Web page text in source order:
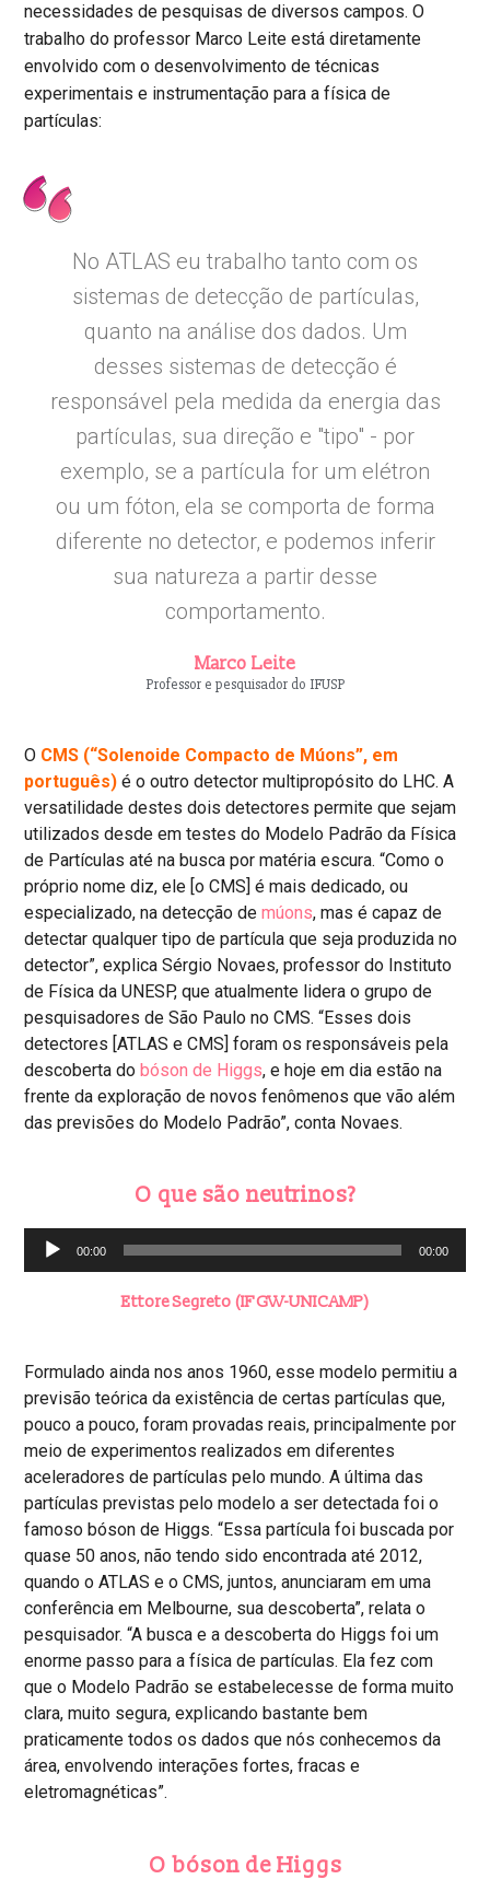
necessidades de pesquisas de diversos campos. O
trabalho do professor Marco Leite está diretamente
envolvido com o desenvolvimento de técnicas
experimentais e instrumentação para a física de
partículas:
No ATLAS eu trabalho tanto com os
sistemas de detecção de partículas,
quanto na análise dos dados. Um
desses sistemas de detecção é
responsável pela medida da energia das
partículas, sua direção e "tipo" - por
exemplo, se a partícula for um elétron
ou um fóton, ela se comporta de forma
diferente no detector, e podemos inferir
sua natureza a partir desse
comportamento.
Marco Leite
Professor e pesquisador do IFUSP
O CMS (“Solenoide Compacto de Múons”, em
português) é o outro detector multipropósito do LHC. A
versatilidade destes dois detectores permite que sejam
utilizados desde em testes do Modelo Padrão da Física
de Partículas até na busca por matéria escura. “Como o
próprio nome diz, ele [o CMS] é mais dedicado, ou
especializado, na detecção demúons, mas é capaz de
detectar qualquer tipo de partícula que seja produzida no
detector”, explica Sérgio Novaes, professor do Instituto
de Física da UNESP, que atualmente lidera o grupo de
pesquisadores de São Paulo no CMS. “Esses dois
detectores [ATLAS e CMS] foram os responsáveis pela
descoberta dobóson de Higgs, e hoje em dia estão na
frente da exploração de novos fenômenos que vão além
das previsões do Modelo Padrão”, conta Novaes.
O que são neutrinos?
Audio
Player
00:00 00:00
Ettore Segreto (IFGW-UNICAMP)
Formulado ainda nos anos 1960, esse modelo permitiu a
previsão teórica da existência de certas partículas que,
pouco a pouco, foram provadas reais, principalmente por
meio de experimentos realizados em diferentes
aceleradores de partículas pelo mundo. A última das
partículas previstas pelo modelo a ser detectada foi o
famoso bóson de Higgs. “Essa partícula foi buscada por
quase 50 anos, não tendo sido encontrada até 2012,
quando o ATLAS e o CMS, juntos, anunciaram em uma
conferência em Melbourne, sua descoberta”, relata o
pesquisador. “A busca e a descoberta do Higgs foi um
enorme passo para a física de partículas. Ela fez com
que o Modelo Padrão se estabelecesse de forma muito
clara, muito segura, explicando bastante bem
praticamente todos os dados que nós conhecemos da
área, envolvendo interações fortes, fracas e
eletromagnéticas”.
O bóson de Higgs